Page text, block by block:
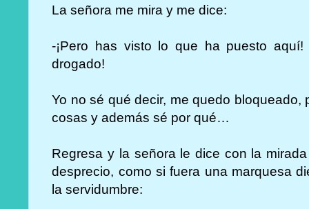
La señora me mira y me dice:
-¡Pero has visto lo que ha puesto aquí!
drogado!
Yo no sé qué decir, me quedo
cosas y además sé por qué…
Regresa y la señora le dice con la
desprecio, como si fuera una marquesa
la servidumbre: